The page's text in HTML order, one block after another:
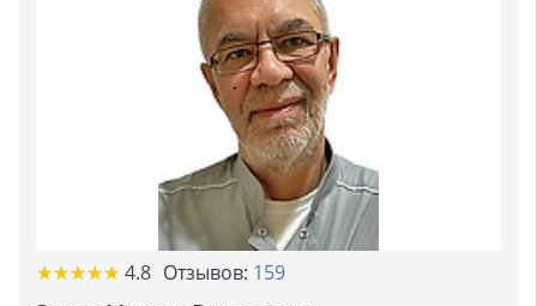
★★★★★
★★★★★ 4.8 Отзывов: 159